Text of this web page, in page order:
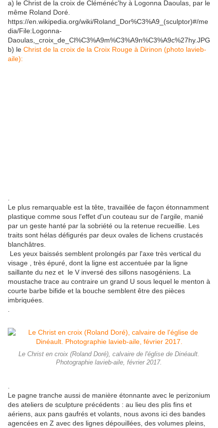
a) le Christ de la croix de Cléménéc'hy à Logonna Daoulas, par le
même Roland Doré.
https://en.wikipedia.org/wiki/Roland_Dor%C3%A9_(sculptor)#/me
dia/File:Logonna-
Daoulas,_croix_de_Cl%C3%A9m%C3%A9n%C3%A9c%27hy.JPG
b) le Christ de la croix de la Croix Rouge à Dirinon (photo lavieb-
aile):
Le plus remarquable est la tête, travaillée de façon étonnamment
plastique comme sous l'effet d'un couteau sur de l'argile, manié
par un geste hanté par la sobriété ou la retenue recueillie. Les
traits sont hélas défigurés par deux ovales de lichens crustacés
blanchâtres.
Les yeux baissés semblent prolongés par l'axe très vertical du
visage , très épuré, dont la ligne est accentuée par la ligne
saillante du nez et le V inversé des sillons nasogéniens. La
moustache trace au contraire un grand U sous lequel le menton à
courte barbe bifide et la bouche semblent être des pièces
imbriquées.
Le Christ en croix (Roland Doré), calvaire de l'église de Dinéault.
Photographie lavieb-aile, février 2017.
Le pagne tranche aussi de manière étonnante avec le perizonium
des ateliers de sculpture précédents : au lieu des plis fins et
aériens, aux pans gaufrés et volants, nous avons ici des bandes
agencées en Z avec des lignes dépouillées, des volumes pleins,